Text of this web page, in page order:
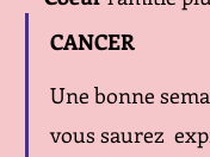
CANCER
Une bonne
vous saurez